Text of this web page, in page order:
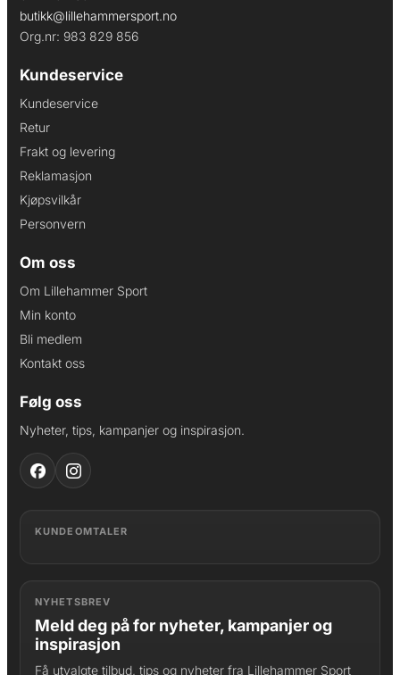
butikk@lillehammersport.no
Org.nr: 983 829 856
Kundeservice
Kundeservice
Retur
Frakt og levering
Reklamasjon
Kjøpsvilkår
Personvern
Om oss
Om Lillehammer Sport
Min konto
Bli medlem
Kontakt oss
Følg oss
Nyheter, tips, kampanjer og inspirasjon.
KUNDEOMTALER
NYHETSBREV
Meld deg på for nyheter, kampanjer og
inspirasjon
Få utvalgte tilbud, tips og nyheter fra Lillehammer Sport